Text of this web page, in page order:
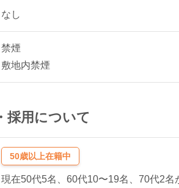
なし
禁煙
敷地内禁煙
採用について
50歳以上在籍中
現在50代5名、60代10〜19名、70代2名